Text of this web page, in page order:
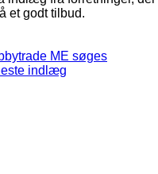
et godt tilbud.
ME søges
indlæg